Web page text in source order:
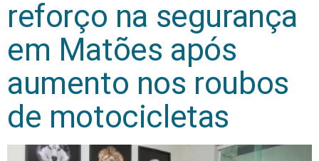
reforço na segurança
em Matões após
aumento nos roubos
de motocicletas